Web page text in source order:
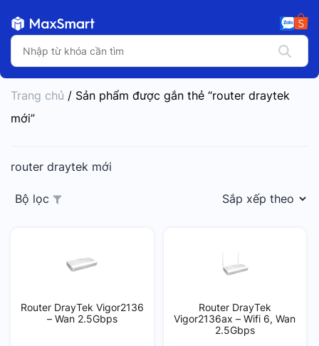
Trang chủ / Sản phẩm được gắn thẻ “router draytek
mới”
router draytek mới
Bộ lọc
Router DrayTek Vigor2136
– Wan 2.5Gbps
Router DrayTek
Vigor2136ax – Wifi 6, Wan
2.5Gbps